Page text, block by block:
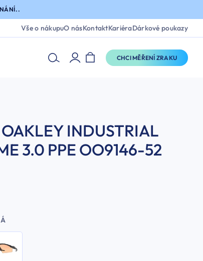
Vše o nákupuO násKontaktKariéraDárkové poukazy
CHCI MĚŘENÍ ZRAKU
INDUSTRIAL
3.0 PPE OO9146-52